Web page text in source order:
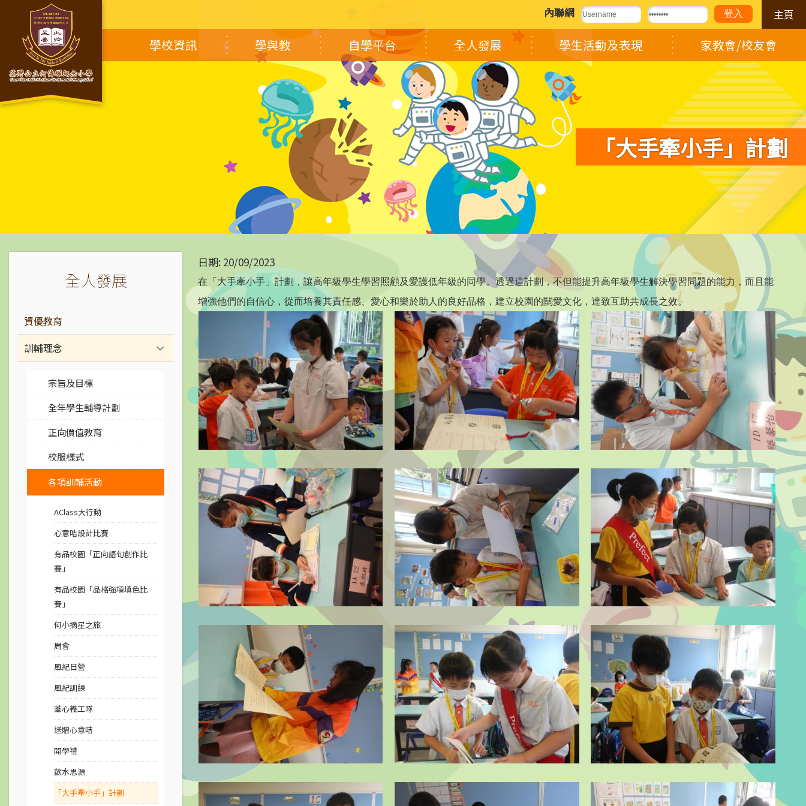
主頁
內聯網
學校資訊 學與教 自學平台 全人發展 學生活動及表現 家教會/校友會
「大手牽小手」計劃
日期: 20/09/2023
在 「大手牽小手」計劃，讓高年級學生學習照顧及愛護低年級的同學。透過這計劃，不但能提升高年級學生解決學習問題的能力，而且能
增強他們的自信心，從而培養其責任感、愛心和樂於助人的良好品格，建立校園的關愛文化，達致互助共成長之效。
全人發展
資優教育
訓輔理念
宗旨及目標
全年學生輔導計劃
正向價值教育
校服樣式
各項訓輔活動
AClass大行動
心意咭設計比賽
有品校園「正向語句創作比
賽」
有品校園「品格強項填色比
賽」
何小摘星之旅
周會
風紀日營
風紀訓練
荃心義工隊
送贈心意咭
開學禮
飲水思源
「大手牽小手」計劃